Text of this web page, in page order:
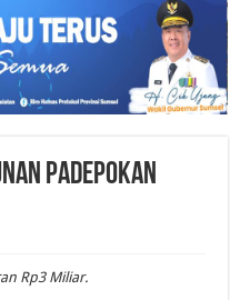
Padepokan
Rp3 Miliar.